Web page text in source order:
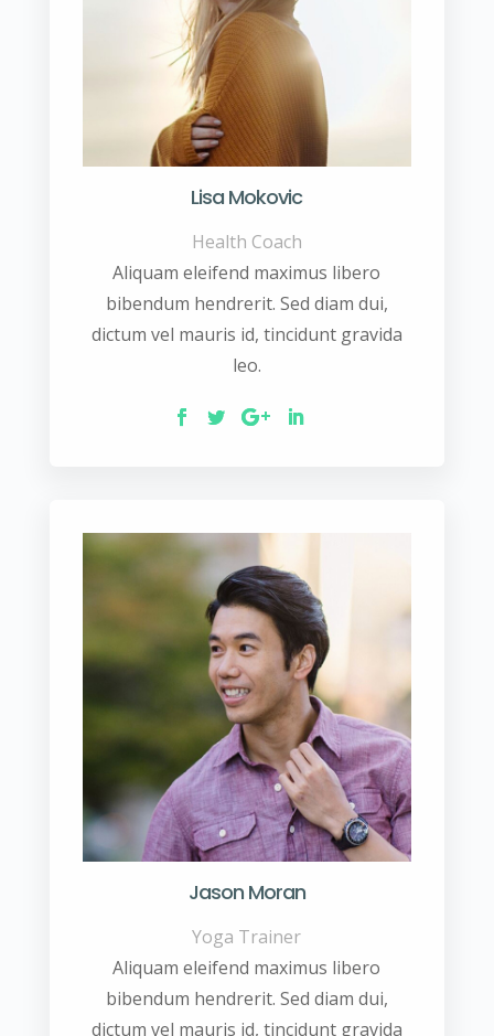
Lisa Mokovic
Health Coach
Aliquam eleifend maximus libero
bibendum hendrerit. Sed diam dui,
dictum vel mauris id, tincidunt gravida
leo.
Jason Moran
Yoga Trainer
Aliquam eleifend maximus libero
bibendum hendrerit. Sed diam dui,
dictum vel mauris id, tincidunt gravida